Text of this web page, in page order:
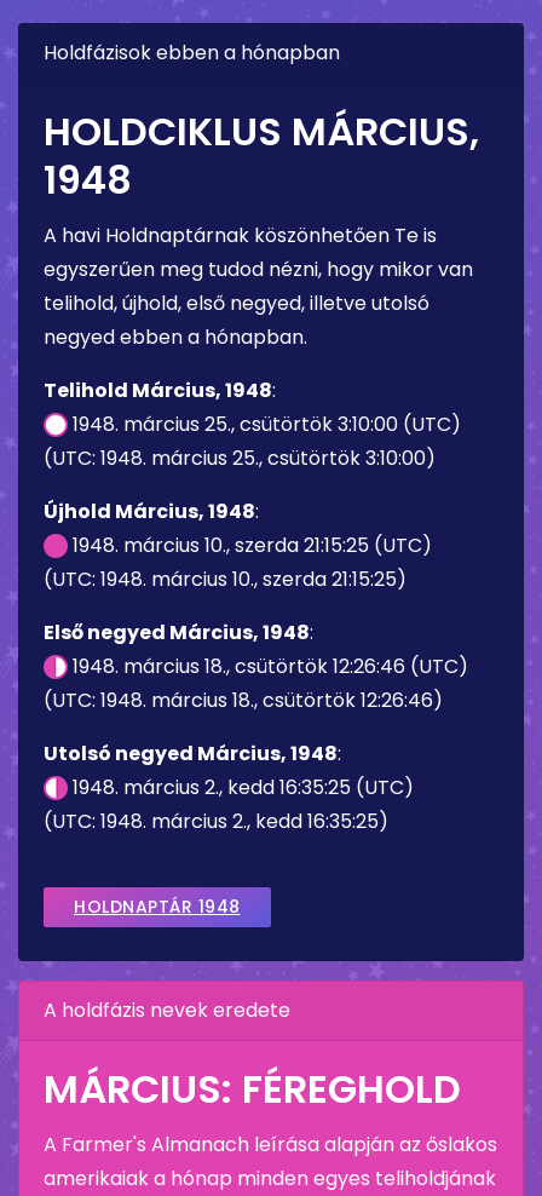
Holdfázisok ebben a hónapban
HOLDCIKLUS MÁRCIUS,
1948
A havi Holdnaptárnak köszönhetően Te is
egyszerűen meg tudod nézni, hogy mikor van
telihold, újhold, első negyed, illetve utolsó
negyed ebben a hónapban.
Telihold Március, 1948:
1948. március 25., csütörtök 3:10:00 (UTC)
(UTC: 1948. március 25., csütörtök 3:10:00)
Újhold Március, 1948:
1948. március 10., szerda 21:15:25 (UTC)
(UTC: 1948. március 10., szerda 21:15:25)
Első negyed Március, 1948:
1948. március 18., csütörtök 12:26:46 (UTC)
(UTC: 1948. március 18., csütörtök 12:26:46)
Utolsó negyed Március, 1948:
1948. március 2., kedd 16:35:25 (UTC)
(UTC: 1948. március 2., kedd 16:35:25)
HOLDNAPTÁR 1948
A holdfázis nevek eredete
MÁRCIUS: FÉREGHOLD
A Farmer's Almanach leírása alapján az őslakos
amerikaiak a hónap minden egyes teliholdjának